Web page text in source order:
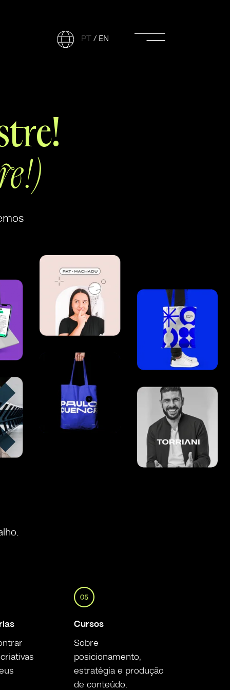
PT / EN
Cursos
Sobre
posicionamento,
estratégia e produção
de conteúdo.